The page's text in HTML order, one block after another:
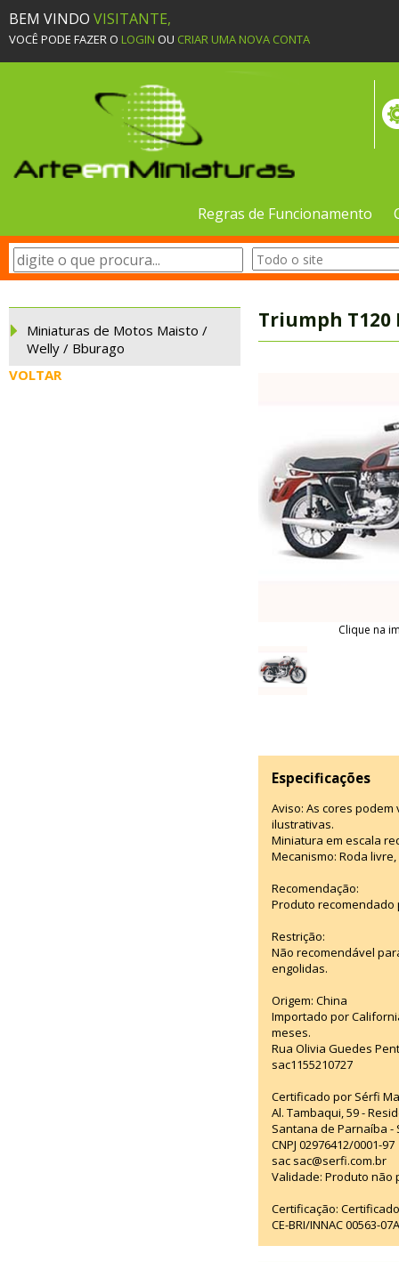
BEM VINDO VISITANTE,
VOCÊ PODE FAZER O LOGIN OU CRIAR UMA NOVA CONTA
Regras de Funcionamento
Miniaturas de Motos Maisto /
Welly / Bburago
VOLTAR
Triumph T120
Clique na
Especificações
Aviso: As cores
ilustrativas.
Miniatura em escala
Mecanismo: Roda
Recomendação:
Produto recomendado
Restrição:
Não recomendável
engolidas.
Origem: China
Importado por
meses.
Rua Olivia Guedes
sac1155210727
Certificado por Sérfi
Al. Tambaqui, 59 -
Santana de Parnaíba -
CNPJ 02976412/0001-97
sac sac@serfi.com.br
Validade: Produto não
Certificação:
CE-BRI/INNAC 00563-